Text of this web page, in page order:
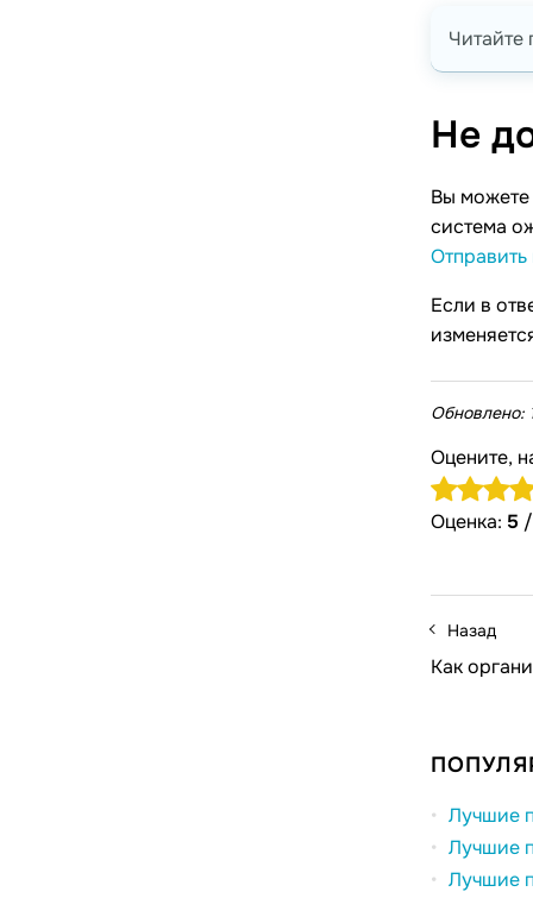
Читайте
Не
Вы можете
система
Отправить
Если в
Обновлено:
Оцените,
Оценка: 5 /
Назад
Как
Лучшие
Лучшие
Лучшие